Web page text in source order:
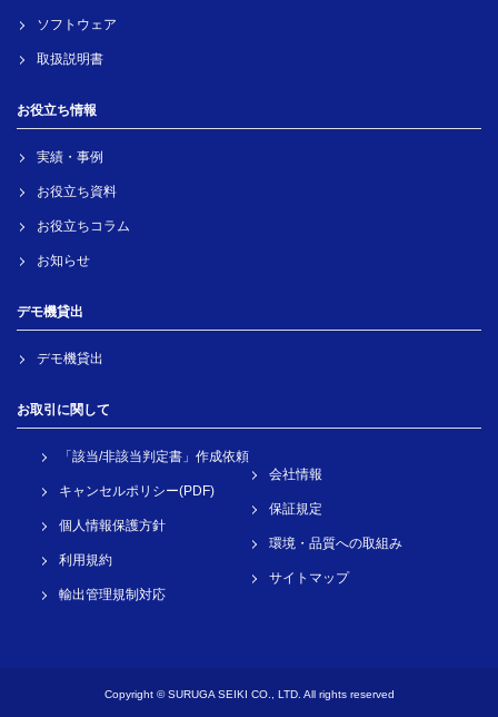
ソフトウェア
取扱説明書
お役立ち情報
実績・事例
お役立ち資料
お役立ちコラム
お知らせ
デモ機貸出
デモ機貸出
お取引に関して
「該当/非該当判定書」作成依頼
キャンセルポリシー(PDF)
個人情報保護方針
利用規約
輸出管理規制対応
会社情報
保証規定
環境・品質への取組み
サイトマップ
Copyright © SURUGA SEIKI CO., LTD. All rights reserved